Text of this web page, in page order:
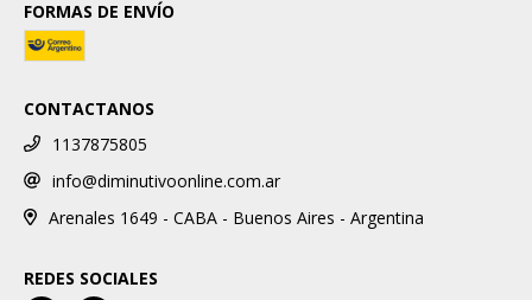
FORMAS DE ENVÍO
CONTACTANOS
1137875805
info@diminutivoonline.com.ar
Arenales 1649 - CABA - Buenos Aires - Argentina
REDES SOCIALES